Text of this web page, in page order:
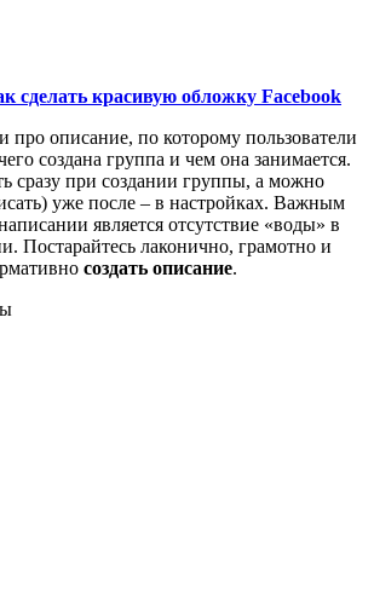
сделать красивую обложку Facebook
про описание, по которому пользователи
создана группа и чем она занимается.
сразу при создании группы, а можно
уже после – в настройках. Важным
является отсутствие «воды» в
Постарайтесь лаконично, грамотно и
создать описание.